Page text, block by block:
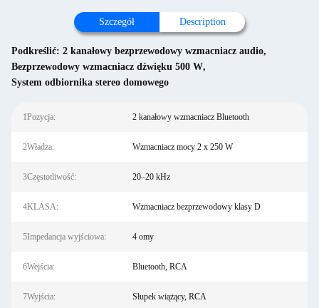
Szczegół Description
Podkreślić: 2 kanałowy bezprzewodowy wzmacniacz audio,
Bezprzewodowy wzmacniacz dźwięku 500 W,
System odbiornika stereo domowego
1Pozycja: 2 kanałowy wzmacniacz Bluetooth
2Władza: Wzmacniacz mocy 2 x 250 W
3Częstotliwość: 20–20 kHz
4KLASA: Wzmacniacz bezprzewodowy klasy D
5Impedancja wyjściowa: 4 omy
6Wejścia: Bluetooth, RCA
7Wyjścia: Słupek wiążący, RCA